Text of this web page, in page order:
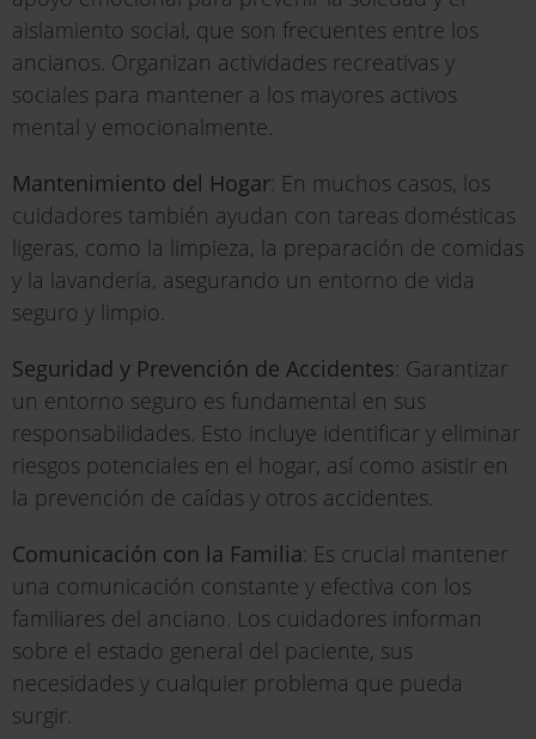
aislamiento social, que son frecuentes entre los
ancianos. Organizan actividades recreativas y
sociales para mantener a los mayores activos
mental y emocionalmente.
Mantenimiento del Hogar: En muchos casos, los
cuidadores también ayudan con tareas domésticas
ligeras, como la limpieza, la preparación de comidas
y la lavandería, asegurando un entorno de vida
seguro y limpio.
Seguridad y Prevención de Accidentes: Garantizar
un entorno seguro es fundamental en sus
responsabilidades. Esto incluye identificar y eliminar
riesgos potenciales en el hogar, así como asistir en
la prevención de caídas y otros accidentes.
Comunicación con la Familia: Es crucial mantener
una comunicación constante y efectiva con los
familiares del anciano. Los cuidadores informan
sobre el estado general del paciente, sus
necesidades y cualquier problema que pueda
surgir.